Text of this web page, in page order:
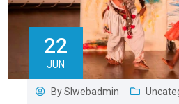
22
JUN
BySlwebadmin